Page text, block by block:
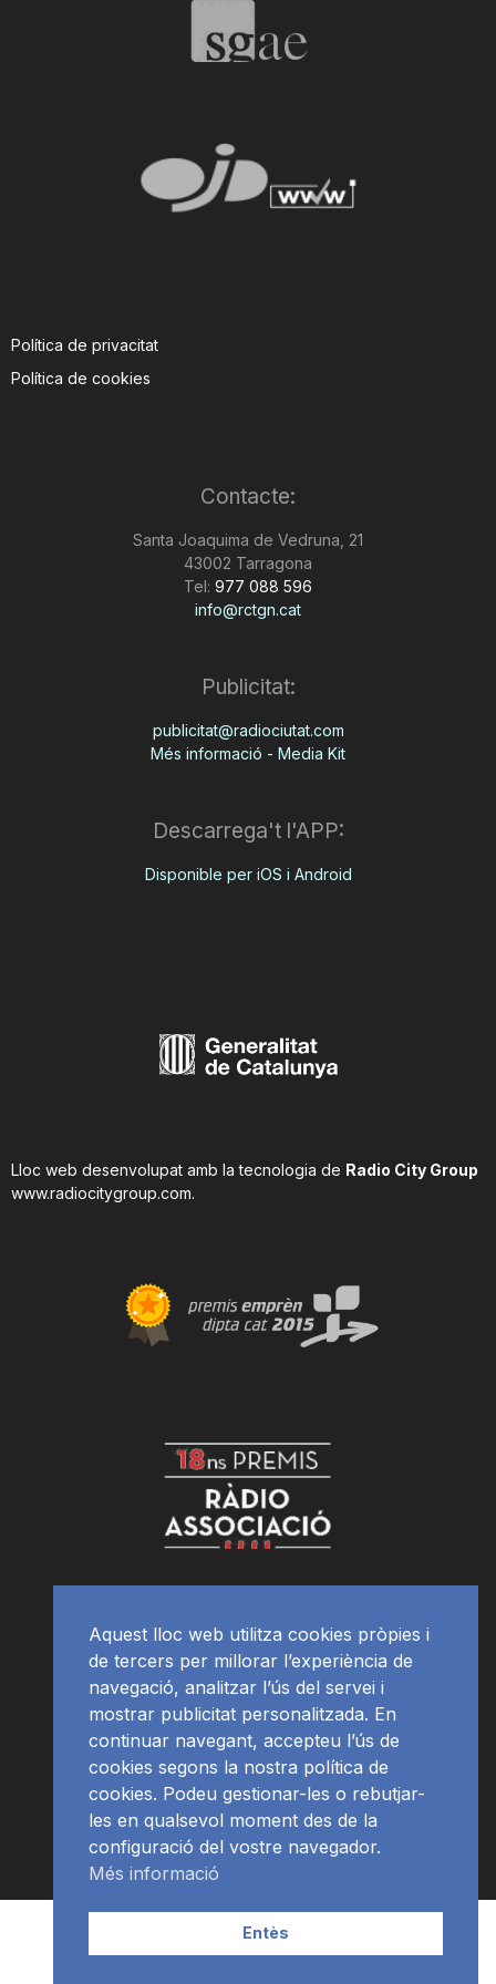
Política de privacitat
Política de cookies
Contacte:
Santa Joaquima de Vedruna, 21
43002 Tarragona
Tel: 977 088 596
info@rctgn.cat
Publicitat:
publicitat@radiociutat.com
Més informació - Media Kit
Descarrega't l'APP:
Disponible per iOS i Android
Lloc web desenvolupat amb la tecnologia de Radio City Group
www.radiocitygroup.com.
APP Programació
Aquest lloc web utilitza cookies pròpies i
de tercers per millorar l’experiència de
navegació, analitzar l’ús del servei i
mostrar publicitat personalitzada. En
continuar navegant, accepteu l’ús de
cookies segons la nostra política de
cookies. Podeu gestionar-les o rebutjar-
les en qualsevol moment des de la
configuració del vostre navegador.
Més informació
Entès